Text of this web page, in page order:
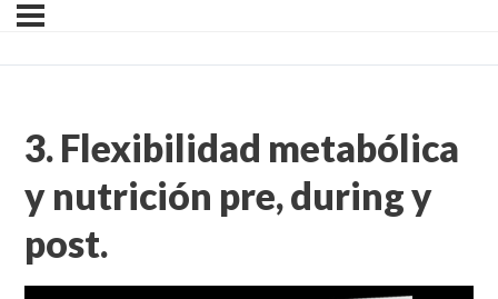
3. Flexibilidad metabólica
y nutrición pre, during y
post.